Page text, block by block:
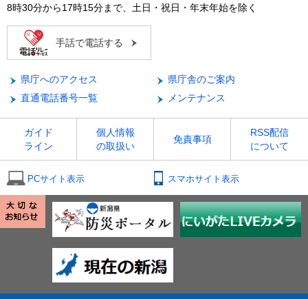
8時30分から17時15分まで、土日・祝日・年末年始を除く
手話で電話する
県庁へのアクセス
県庁舎のご案内
直通電話番号一覧
メンテナンス
ガイド
ライン
個人情報
の取扱い
免責事項
RSS配信
について
PCサイト表示 スマホサイト表示